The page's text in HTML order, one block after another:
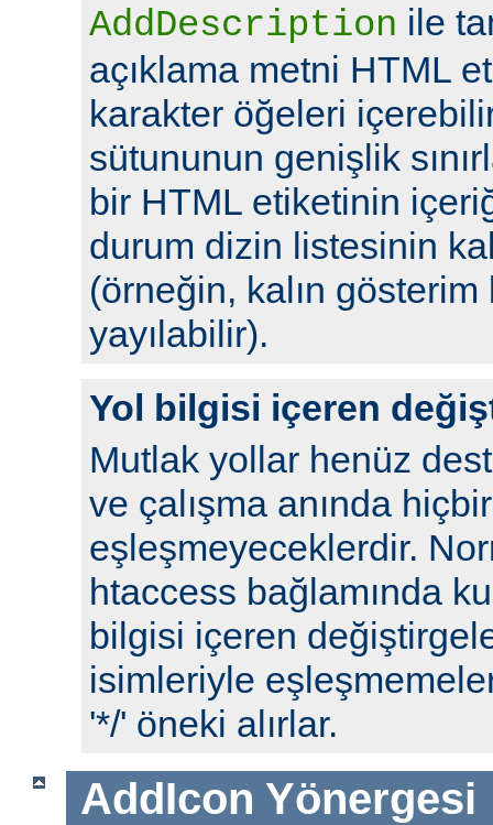
AddDescription ile
açıklama metni HTML
karakter öğeleri
sütununun genişlik
bir HTML etiketinin
durum dizin listesinin
(örneğin, kalın
yayılabilir).
Yol bilgisi içeren
Mutlak yollar henüz
ve çalışma anında
eşleşmeyeceklerdir.
htaccess bağlamında
bilgisi içeren
isimleriyle
'*/' öneki alırlar.
AddIcon Yönergesi